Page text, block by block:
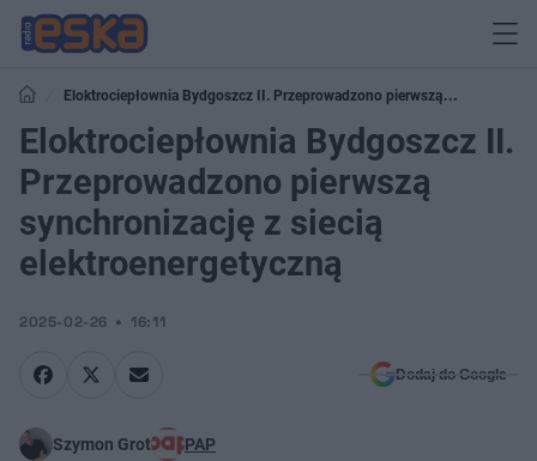
Eloktrociepłownia Bydgoszcz II. Przeprowadzono pierwszą
synchronizację z siecią elektroenergetyczną
Eloktrociepłownia Bydgoszcz II.
Przeprowadzono pierwszą
synchronizację z siecią
elektroenergetyczną
2025-02-26 16:11
Dodaj do Google
Szymon Grot PAP